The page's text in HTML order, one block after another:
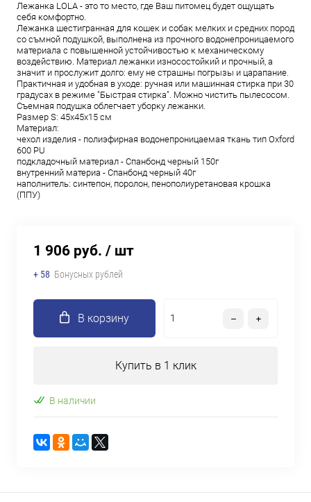
Лежанка LOLA - это то место, где Ваш питомец будет ощущать
себя комфортно.
Лежанка шестигранная для кошек и собак мелких и средних пород
со съмной подушкой, выполнена из прочного водонепроницаемого
материала с повышенной устойчивостью к механическому
воздействию. Материал лежанки износостойкий и прочный, а
значит и прослужит долго: ему не страшны погрызы и царапание.
Практичная и удобная в уходе: ручная или машинная стирка при 30
градусах в режиме "Быстрая стирка". Можно чистить пылесосом.
Съемная подушка облегчает уборку лежанки.
Размер S: 45х45х15 см
Материал:
чехол изделия - полиэфирная водонепроницаемая ткань тип Oxford
600 PU
подкладочный материал - Спанбонд черный 150г
внутренний материа - Спанбонд черный 40г
наполнитель: синтепон, поролон, пенополиуретановая крошка
(ППУ)
1 906 руб. / шт
+ 58 Бонусных рублей
В корзину
Купить в 1 клик
В наличии